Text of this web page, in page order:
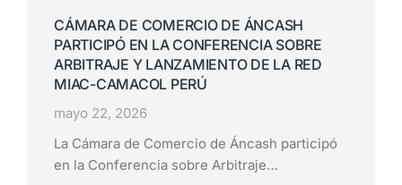
CÁMARA DE COMERCIO DE ÁNCASH
PARTICIPÓ EN LA CONFERENCIA SOBRE
ARBITRAJE Y LANZAMIENTO DE LA RED
MIAC-CAMACOL PERÚ
mayo 22, 2026
La Cámara de Comercio de Áncash participó
en la Conferencia sobre Arbitraje…